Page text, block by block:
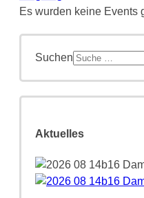
Es wurden keine Events
Suchen
Aktuelles